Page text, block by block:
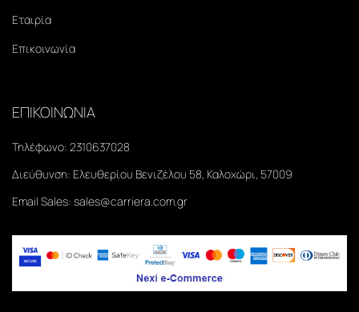
Εταιρία
Επικοινωνία
ΕΠΙΚΟΙΝΩΝΙΑ
Τηλέφωνο: 2310637028
Διεύθυνση: Ελευθερίου Βενιζέλου 58, Καλοχώρι, 57009
Email Sales: sales@carriera.com.gr